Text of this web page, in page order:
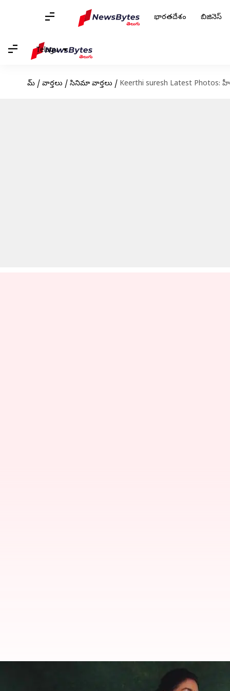
భారతదేశం బిజినెస్
Telugu
హోమ్ / వార్తలు / సినిమా వార్తలు / Keerthi suresh Latest
Keerthi suresh Latest